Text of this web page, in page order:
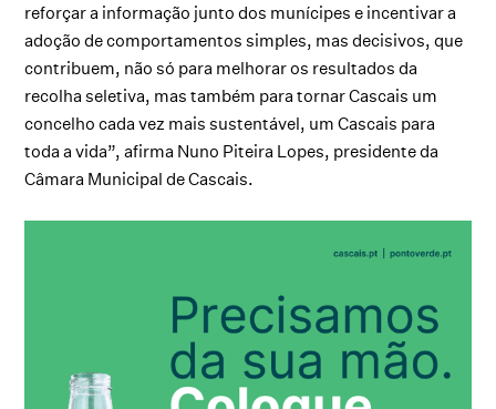
reforçar a informação junto dos munícipes e incentivar a
adoção de comportamentos simples, mas decisivos, que
contribuem, não só para melhorar os resultados da
recolha seletiva, mas também para tornar Cascais um
concelho cada vez mais sustentável, um Cascais para
toda a vida”, afirma Nuno Piteira Lopes, presidente da
Câmara Municipal de Cascais.